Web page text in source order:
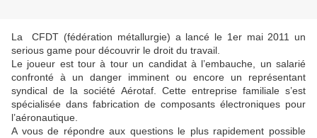
La CFDT (fédération métallurgie) a lancé le 1er mai 2011 un
serious game pour découvrir le droit du travail.
Le joueur est tour à tour un candidat à l’embauche, un salarié
confronté à un danger imminent ou encore un représentant
syndical de la société Aérotaf. Cette entreprise familiale s’est
spécialisée dans fabrication de composants électroniques pour
l’aéronautique.
A vous de répondre aux questions le plus rapidement possible